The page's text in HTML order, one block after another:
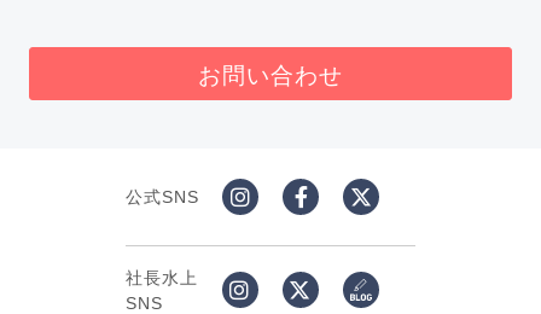
お問い合わせ
公式SNS
社長水上
SNS